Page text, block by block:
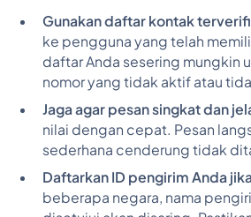
Gunakan daftar kontak
ke pengguna yang telah
daftar Anda sesering mungkin
nomor yang tidak aktif atau
Jaga agar pesan singkat dan
nilai dengan cepat. Pesan
sederhana cenderung tidak
Daftarkan ID pengirim Anda
beberapa negara, nama